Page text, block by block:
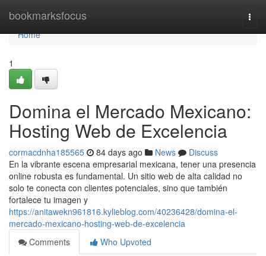
bookmarksfocus
Home
Home
1
Domina el Mercado Mexicano:
Hosting Web de Excelencia
cormacdnha185565 84 days ago News
Discuss
En la vibrante escena empresarial mexicana, tener una presencia
online robusta es fundamental. Un sitio web de alta calidad no
solo te conecta con clientes potenciales, sino que también
fortalece tu imagen y
https://anitawekn961816.kylieblog.com/40236428/domina-el-
mercado-mexicano-hosting-web-de-excelencia
Comments
Who Upvoted